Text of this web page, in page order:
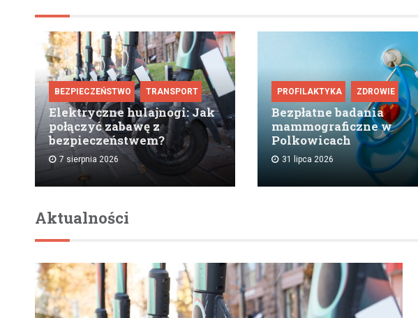
BEZPIECZEŃSTWO TRANSPORT
Elektryczne hulajnogi: Jak
połączyć zabawę z
bezpieczeństwem?
7 sierpnia 2026
PROFILAKTYKA ZDROWIE
Bezpłatne badania
mammograficzne w
Polkowicach
31 lipca 2026
Aktualności